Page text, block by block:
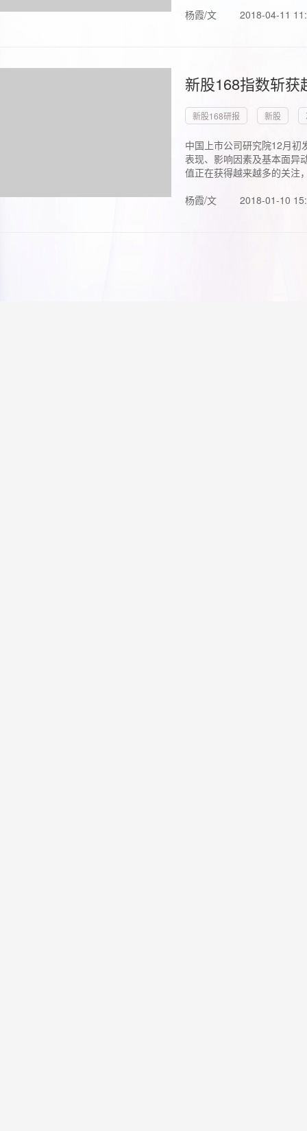
杨霞/文 2018-04-11
新股168指数斩
新股168研报 新股
中国上市公司研究院12月初
表现、影响因素及基本面异
值正在获得越来越多的关注
杨霞/文
2018-01-10